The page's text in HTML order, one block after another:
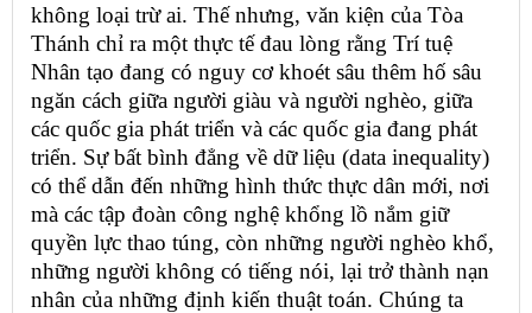
không loại trừ ai. Thế nhưng, văn kiện của Tòa
Thánh chỉ ra một thực tế đau lòng rằng Trí tuệ
Nhân tạo đang có nguy cơ khoét sâu thêm hố sâu
ngăn cách giữa người giàu và người nghèo, giữa
các quốc gia phát triển và các quốc gia đang phát
triển. Sự bất bình đẳng về dữ liệu (data inequality)
có thể dẫn đến những hình thức thực dân mới, nơi
mà các tập đoàn công nghệ khổng lồ nắm giữ
quyền lực thao túng, còn những người nghèo khổ,
những người không có tiếng nói, lại trở thành nạn
nhân của những định kiến thuật toán. Chúng ta